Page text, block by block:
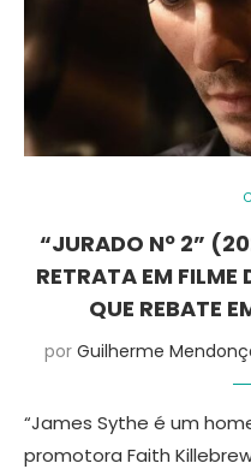
“JURADO Nº 2”
RETRATA EM
QUE REBATE
por Guilherme
“James Sythe é um
promotora Faith